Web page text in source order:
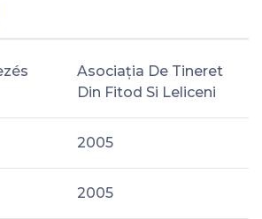
Asociația De Tineret
Din Fitod Si Leliceni
2005
2005